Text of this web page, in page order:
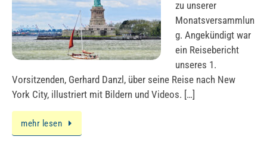
zu unserer
Monatsversammlun
g. Angekündigt war
ein Reisebericht
unseres 1.
Vorsitzenden, Gerhard Danzl, über seine Reise nach New
York City, illustriert mit Bildern und Videos. […]
mehr lesen